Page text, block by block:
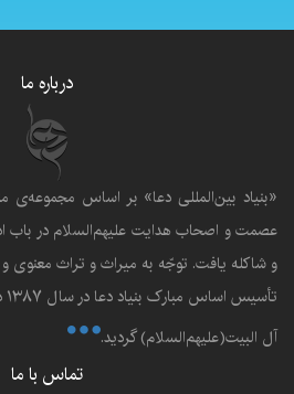
درباره ما
«بنياد بين‌المللى دعا» بر اساس مجموعه‌ی
عصمت و اصحاب هدايت عليهم‌السلام در باب
و شاکله يافت. توجّه به ميراث و تراث معنوى و
تأسيس
آل البيت(علیهم‌السلام) گرديد.
تماس با ما